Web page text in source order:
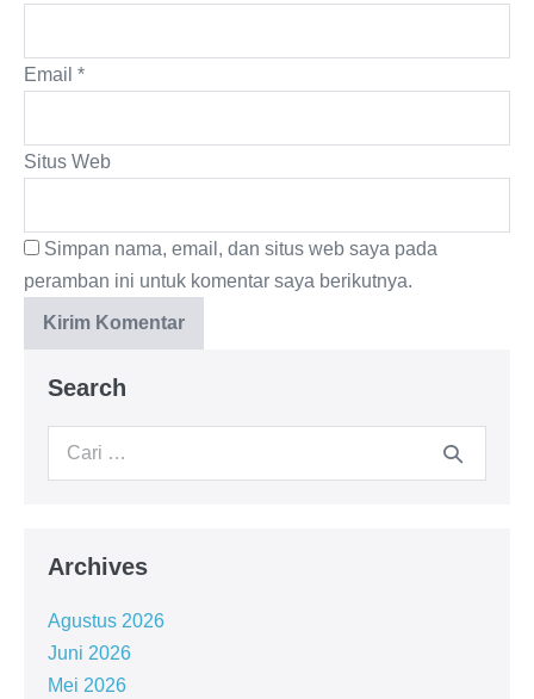
Email *
Situs Web
Simpan nama, email, dan situs web saya pada
peramban ini untuk komentar saya berikutnya.
Search
Archives
Agustus 2026
Juni 2026
Mei 2026